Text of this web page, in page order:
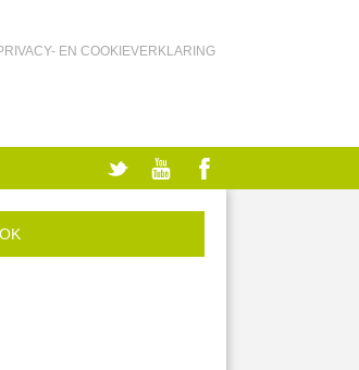
EN COOKIEVERKLARING